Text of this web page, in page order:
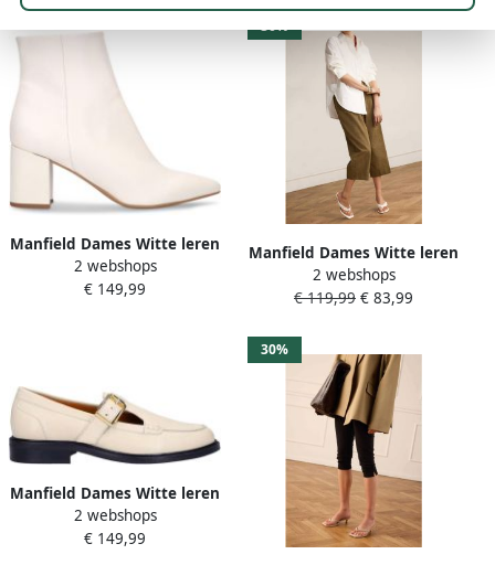
Manfield Dames Witte leren
enkellaarsjes met hak
2 webshops
€ 149,99
30%
Manfield Dames Witte leren
gevlochten hak slippers
2 webshops
€ 119,99 € 83,99
Manfield Dames Witte leren
loafers
2 webshops
€ 149,99
30%